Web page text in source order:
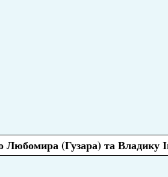
(Гузара) та Владику